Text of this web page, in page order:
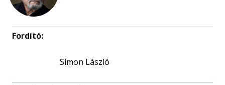
Fordító:
Simon László